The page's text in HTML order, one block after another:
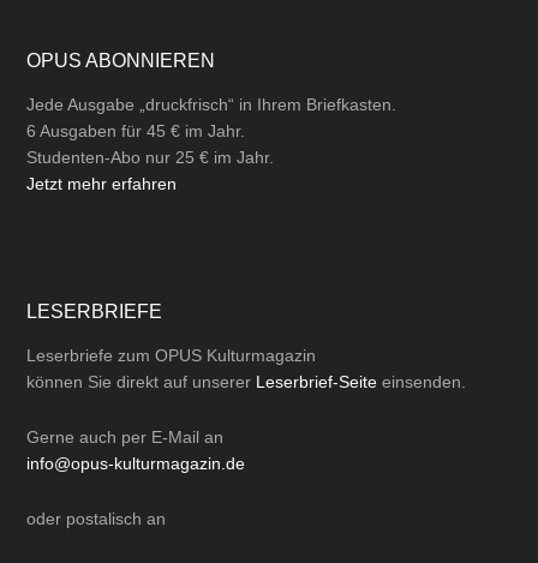
OPUS ABONNIEREN
Jede Ausgabe „druckfrisch“ in Ihrem Briefkasten.
6 Ausgaben für 45 € im Jahr.
Studenten-Abo nur 25 € im Jahr.
Jetzt mehr erfahren
LESERBRIEFE
Leserbriefe zum OPUS Kulturmagazin
können Sie direkt auf unserer Leserbrief-Seite einsenden.
Gerne auch per E-Mail an
info@opus-kulturmagazin.de
oder postalisch an